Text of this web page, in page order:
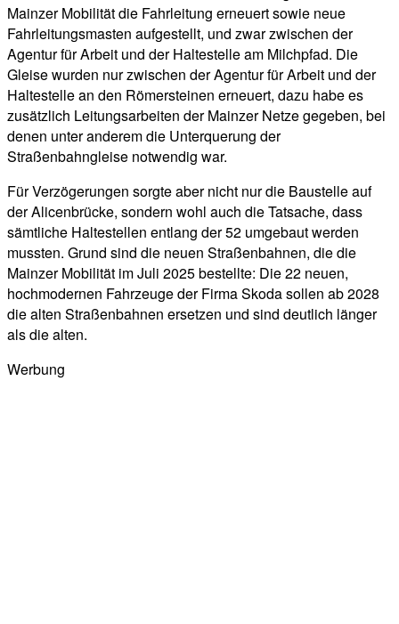
Mainzer Mobilität die Fahrleitung erneuert sowie neue
Fahrleitungsmasten aufgestellt, und zwar zwischen der
Agentur für Arbeit und der Haltestelle am Milchpfad. Die
Gleise wurden nur zwischen der Agentur für Arbeit und der
Haltestelle an den Römersteinen erneuert, dazu habe es
zusätzlich Leitungsarbeiten der Mainzer Netze gegeben, bei
denen unter anderem die Unterquerung der
Straßenbahngleise notwendig war.
Für Verzögerungen sorgte aber nicht nur die Baustelle auf
der Alicenbrücke, sondern wohl auch die Tatsache, dass
sämtliche Haltestellen entlang der 52 umgebaut werden
mussten. Grund sind die neuen Straßenbahnen, die die
Mainzer Mobilität im Juli 2025 bestellte: Die 22 neuen,
hochmodernen Fahrzeuge der Firma Skoda sollen ab 2028
die alten Straßenbahnen ersetzen und sind deutlich länger
als die alten.
Werbung